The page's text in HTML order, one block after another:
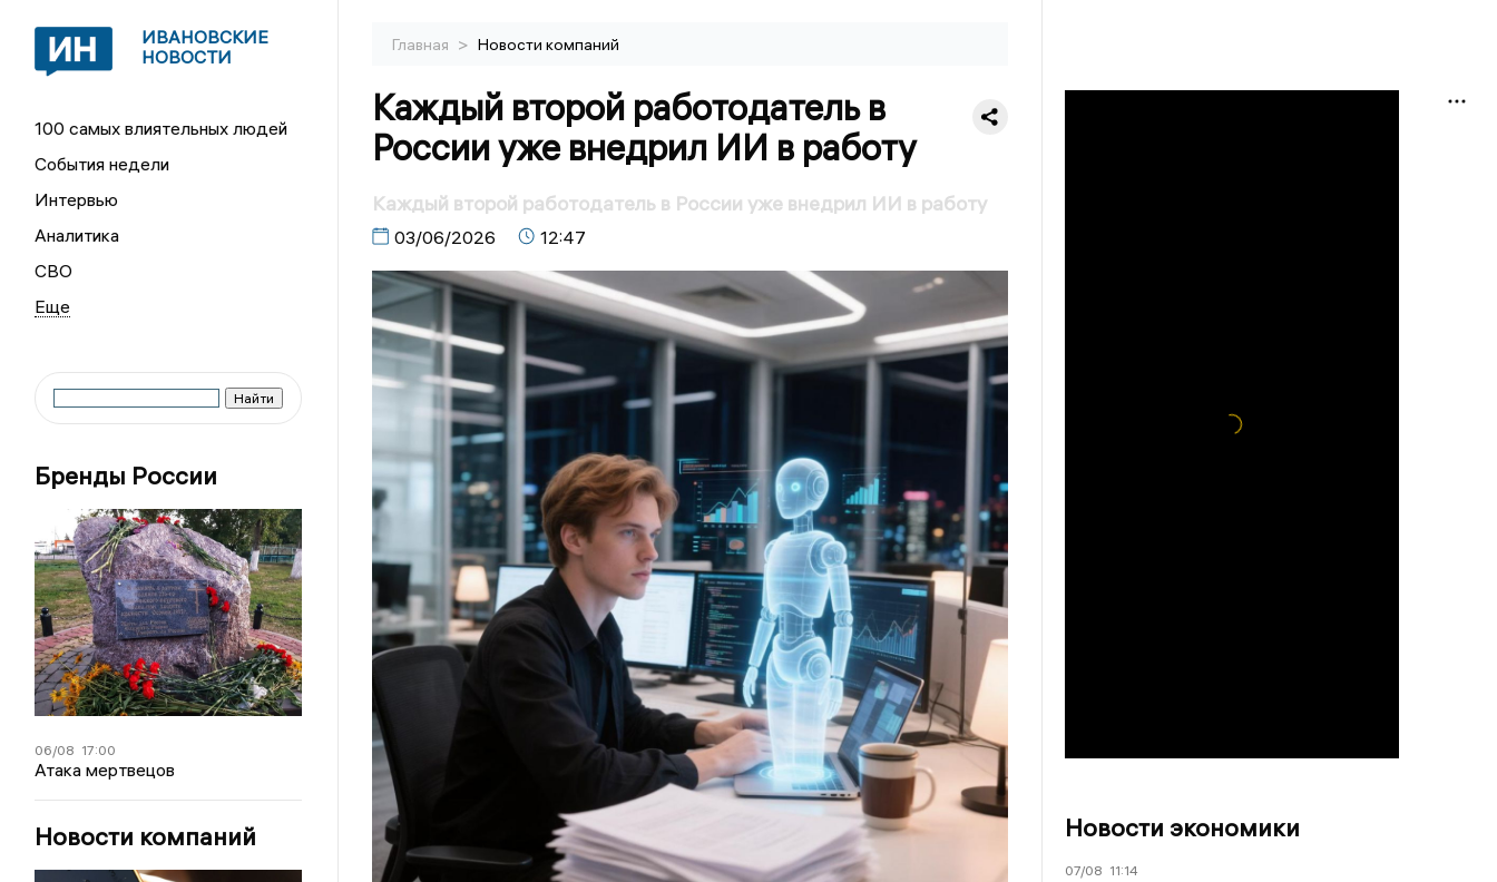
ИВАНОВСКИЕ
НОВОСТИ
100 самых влиятельных людей
События недели
Интервью
Аналитика
СВО
Бренды России
06/08 17:00
Атака мертвецов
Новости компаний
Главная > Новости компаний
Каждый второй работодатель в
России уже внедрил ИИ в работу
Каждый второй работодатель в России уже внедрил ИИ в работу
03/06/2026 12:47
Новости экономики
07/08 11:14